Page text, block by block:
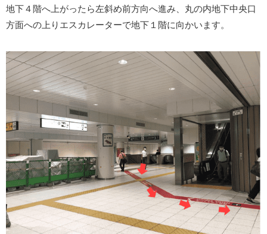
地下４階へ上がったら左斜め前方向へ進み、丸の内地下中央口
方面への上りエスカレーターで地下１階に向かいます。